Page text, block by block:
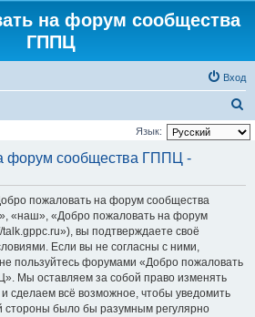
на форум сообщества
ГППЦ
Вход
о
Язык:
форум сообщества ГППЦ -
пожаловать на форум сообщества
«наш», «Добро пожаловать на форум
вы подтверждаете своё
Если вы не согласны с ними,
пользуйтесь форумами «Добро пожаловать
Мы оставляем за собой право изменять
сделаем всё возможное, чтобы уведомить
стороны было бы разумным регулярно